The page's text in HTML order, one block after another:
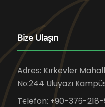
Bize Ulaşın
Adres: Kırkevler
No:244 Uluyazı
Telefon: +90-376-